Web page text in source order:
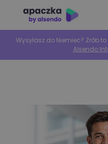
Wysyłasz do Niemiec? Zrób
Alsendo